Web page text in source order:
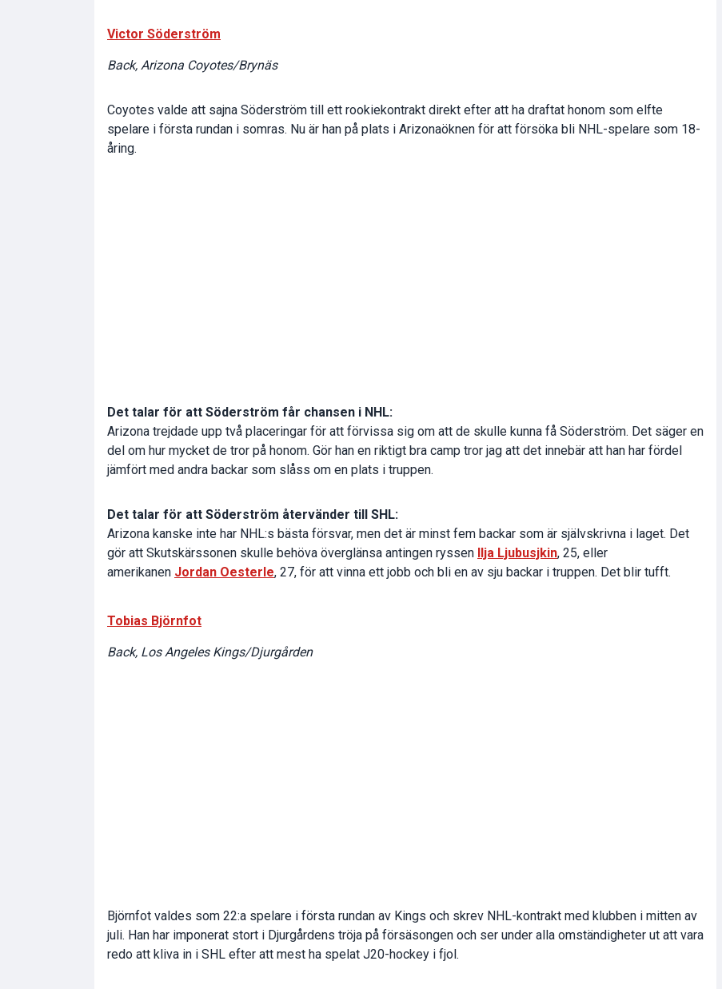
Victor Söderström
Back, Arizona Coyotes/Brynäs
Coyotes valde att sajna Söderström till ett rookiekontrakt direkt efter att ha draftat honom som elfte
spelare i första rundan i somras. Nu är han på plats i Arizonaöknen för att försöka bli NHL-spelare som 18-
åring.
Det talar för att Söderström får chansen i NHL:
Arizona trejdade upp två placeringar för att förvissa sig om att de skulle kunna få Söderström. Det säger en
del om hur mycket de tror på honom. Gör han en riktigt bra camp tror jag att det innebär att han har fördel
jämfört med andra backar som slåss om en plats i truppen.
Det talar för att Söderström återvänder till SHL:
Arizona kanske inte har NHL:s bästa försvar, men det är minst fem backar som är självskrivna i laget. Det
gör att Skutskärssonen skulle behöva överglänsa antingen ryssen Ilja Ljubusjkin, 25, eller
amerikanen Jordan Oesterle, 27, för att vinna ett jobb och bli en av sju backar i truppen. Det blir tufft.
Tobias Björnfot
Back, Los Angeles Kings/Djurgården
Björnfot valdes som 22:a spelare i första rundan av Kings och skrev NHL-kontrakt med klubben i mitten av
juli. Han har imponerat stort i Djurgårdens tröja på försäsongen och ser under alla omständigheter ut att vara
redo att kliva in i SHL efter att mest ha spelat J20-hockey i fjol.